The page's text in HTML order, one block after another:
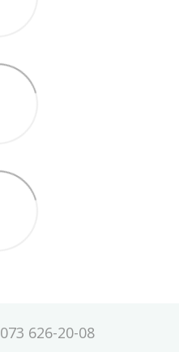
073 626-20-08